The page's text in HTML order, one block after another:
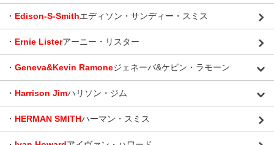
・ Edison-S-Smithエディソン・サンディー・スミス
・ Ernie Listerアーニー・リスター
・ Geneva&Kevin Ramoneジェネーバ&ケビン・ラモーン
・ Harrison Jimハリソン・ジム
・ HERMAN SMITHハーマン・スミス